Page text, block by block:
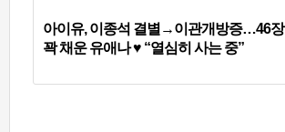
아이유, 이종석 결별→이관개방증…46장
꽉 채운 유애나 ♥ “열심히 사는 중”